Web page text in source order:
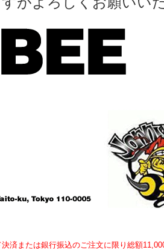
または銀行振込のご注文に限り総額